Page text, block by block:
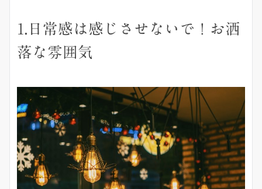
1.日常感は感じさせないで！お洒
落な雰囲気